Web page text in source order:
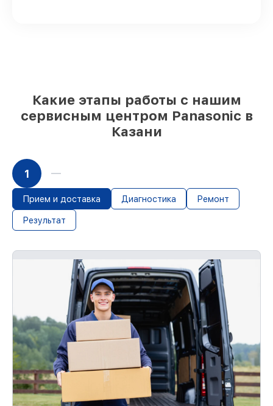
Какую ответственность мы берем на
себя перед клиентами:
Мы гарантируем аккуратное выполнение
работ. При поломке по нашей
ответственности, оплачиваем
восстановление.
До 36 месяцев на повторное
При наличии гарантийного талона и
чека, мы восстановим устройство
повторно без оплаты и без задержек.
Какие этапы работы с нашим
сервисным центром Panasonic в
Казани
1
Прием и доставка Диагностика Ремонт
Результат